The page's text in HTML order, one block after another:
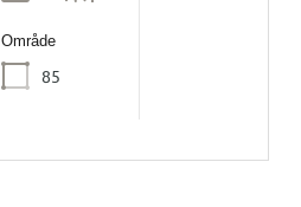
Område
85